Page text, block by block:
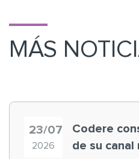
MÁS
23/07
2026
Codere
de su canal